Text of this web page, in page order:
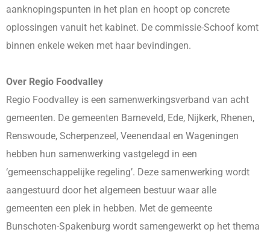
aanknopingspunten in het plan en hoopt op concrete
oplossingen vanuit het kabinet. De commissie-Schoof komt
binnen enkele weken met haar bevindingen.
Over Regio Foodvalley
Regio Foodvalley is een samenwerkingsverband van acht
gemeenten. De gemeenten Barneveld, Ede, Nijkerk, Rhenen,
Renswoude, Scherpenzeel, Veenendaal en Wageningen
hebben hun samenwerking vastgelegd in een
‘gemeenschappelijke regeling’. Deze samenwerking wordt
aangestuurd door het algemeen bestuur waar alle
gemeenten een plek in hebben. Met de gemeente
Bunschoten-Spakenburg wordt samengewerkt op het thema